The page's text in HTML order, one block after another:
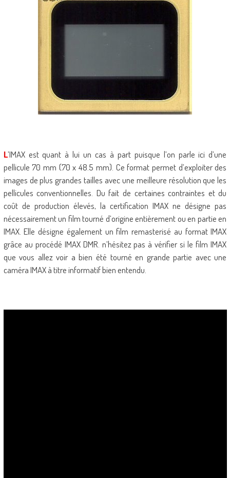
L’IMAX est quant à lui un cas à part puisque l’on parle ici d’une
pellicule 70 mm (70 x 48.5 mm). Ce format permet d’exploiter des
images de plus grandes tailles avec une meilleure résolution que les
pellicules conventionnelles. Du fait de certaines contraintes et du
coût de production élevés, la certification IMAX ne désigne pas
nécessairement un film tourné d’origine entièrement ou en partie en
IMAX. Elle désigne également un film remasterisé au format IMAX
grâce au procédé IMAX DMR. n’hésitez pas à vérifier si le film IMAX
que vous allez voir a bien été tourné en grande partie avec une
caméra IMAX à titre informatif bien entendu.